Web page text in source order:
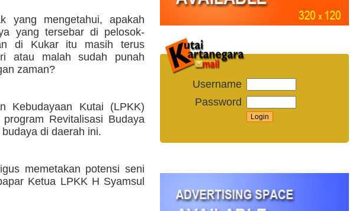
yang mengetahui, apakah
yang tersebar di pelosok-
di Kukar itu masih terus
atau malah sudah punah
zaman?
Kebudayaan Kutai (LPKK)
Revitalisasi Budaya
di daerah ini.
memetakan potensi seni
Ketua LPKK H Syamsul
Username
Password